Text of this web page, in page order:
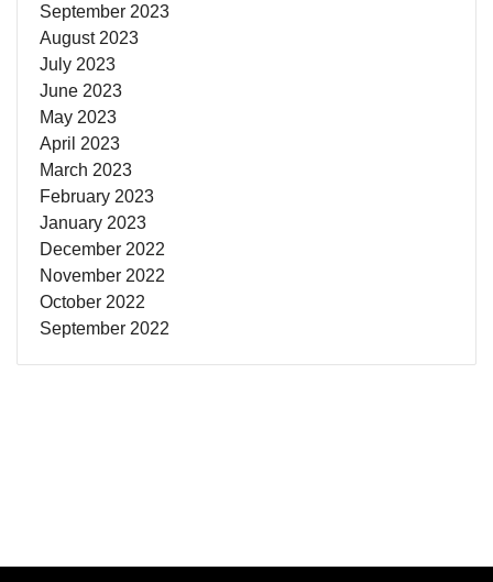
September 2023
August 2023
July 2023
June 2023
May 2023
April 2023
March 2023
February 2023
January 2023
December 2022
November 2022
October 2022
September 2022